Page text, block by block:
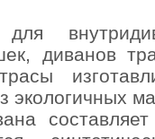
диванов
экологичных